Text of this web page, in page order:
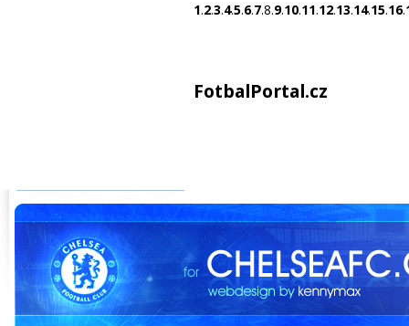
1.2.3.4.5.6.7.8.9.10.11.12.13.14.15.16.
FotbalPortal.cz